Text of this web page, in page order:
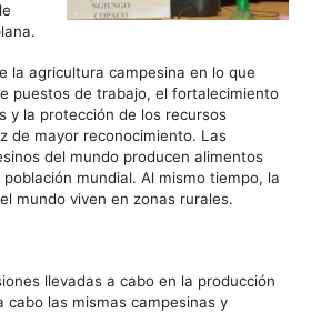
la agricultura campesina en lo que
puestos de trabajo, el fortalecimiento
y la protección de los recursos
de mayor reconocimiento. Las
del mundo producen alimentos
mundial. Al mismo tiempo, la
mundo viven en zonas rurales.
llevadas a cabo en la producción
cabo las mismas campesinas y